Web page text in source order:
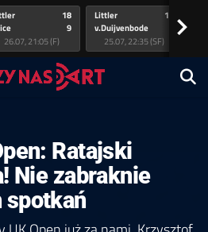
18
9
26.07, 21:05 (F)
Littler
v.Duijvenbode
17
25.07, 22:35 (SF)
>
Ratajski
Nie zabraknie
spotkań